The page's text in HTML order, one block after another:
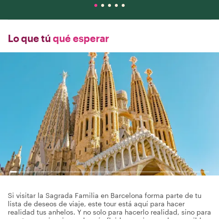
Lo que tú qué esperar
Si visitar la Sagrada Familia en Barcelona forma parte de tu
lista de deseos de viaje, este tour está aquí para hacer
realidad tus anhelos. Y no solo para hacerlo realidad, sino para